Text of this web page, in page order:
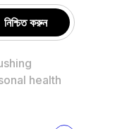
নিশ্চিত করুন
health